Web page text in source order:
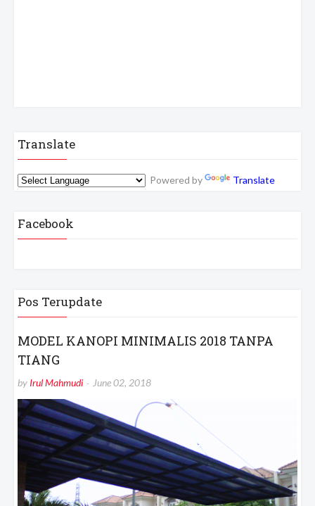
Translate
Powered by Translate
Facebook
Pos Terupdate
MODEL KANOPI MINIMALIS 2018 TANPA
TIANG
by Irul Mahmudi June 02, 2018